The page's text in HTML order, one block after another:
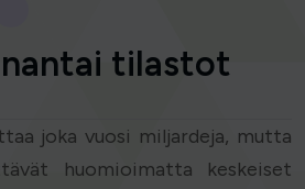
tilastot
joka vuosi miljardeja, mutta
huomioimatta keskeiset